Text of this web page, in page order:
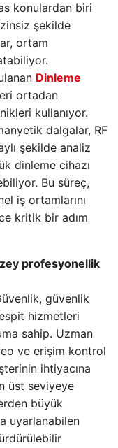
konulardan biri
şekilde
ortam
Dinleme
ortadan
kullanıyor.
dalgalar, RF
şekilde analiz
dinleme cihazı
Bu süreç,
iş ortamlarını
kritik bir adım
profesyonellik
güvenlik
hizmetleri
sahip. Uzman
ve erişim kontrol
ihtiyacına
üst seviyeye
büyük
uyarlanabilen